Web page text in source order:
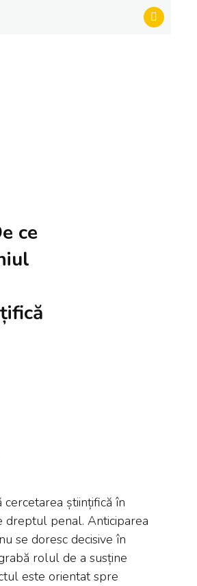
ce
științifică în
dreptul penal. Anticiparea
se doresc decisive în
rolul de a susține
este orientat spre